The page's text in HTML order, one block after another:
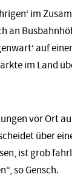
im
auf
im Land
vor Ort
über
ist grob
so Gensch.